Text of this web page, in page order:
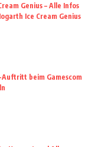
Genius – Alle Infos
Ice Cream Genius
Auftritt beim Gamescom